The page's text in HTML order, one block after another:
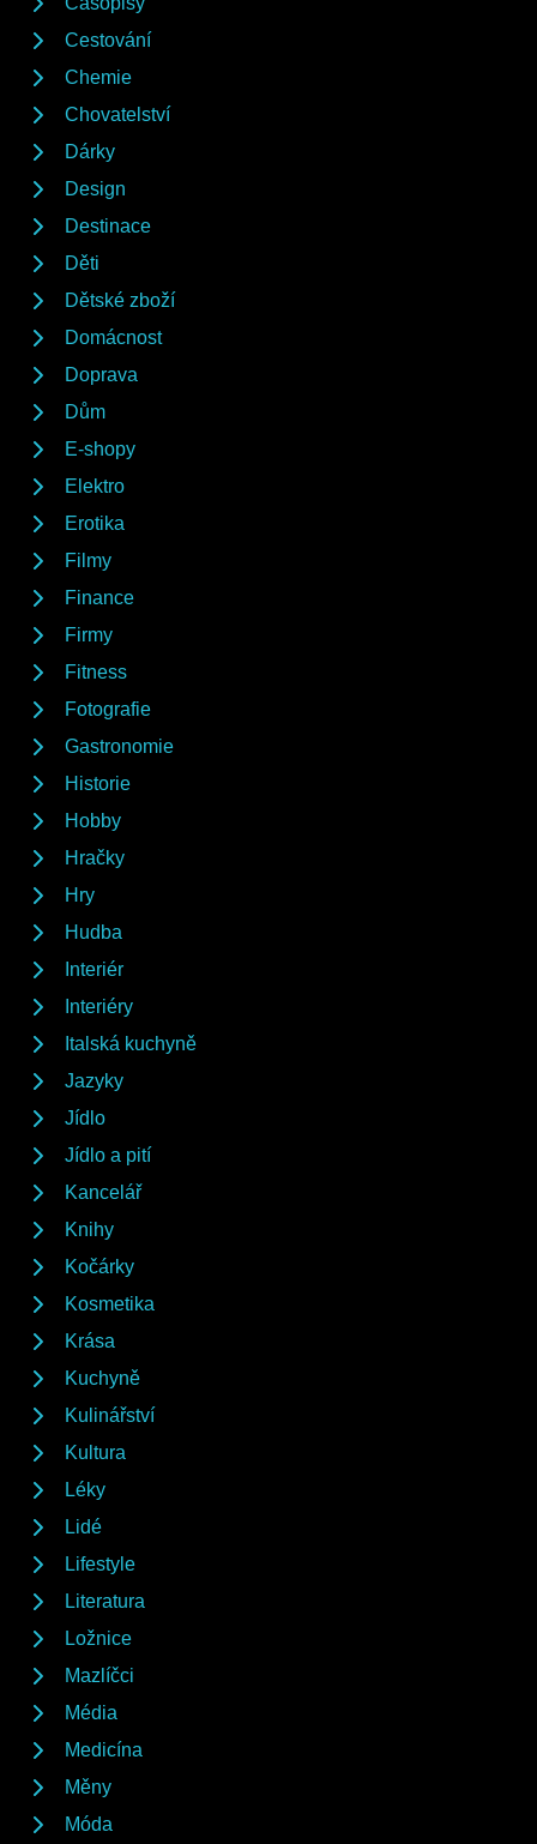
Cestování
Chemie
Chovatelství
Dárky
Design
Destinace
Děti
Dětské zboží
Domácnost
Doprava
Dům
E-shopy
Elektro
Erotika
Filmy
Finance
Firmy
Fitness
Fotografie
Gastronomie
Historie
Hobby
Hračky
Hry
Hudba
Interiér
Interiéry
Italská kuchyně
Jazyky
Jídlo
Jídlo a pití
Kancelář
Knihy
Kočárky
Kosmetika
Krása
Kuchyně
Kulinářství
Kultura
Léky
Lidé
Lifestyle
Literatura
Ložnice
Mazlíčci
Média
Medicína
Měny
Móda